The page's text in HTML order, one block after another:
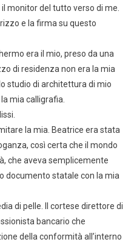
monitor del tutto verso di me.
e la firma su questo
era il mio, preso da una
di residenza non era la mia
studio di architettura di mio
mia calligrafia.
la mia. Beatrice era stata
così certa che il mondo
che aveva semplicemente
documento statale con la mia
di pelle. Il cortese direttore di
bancario che
della conformità all’interno